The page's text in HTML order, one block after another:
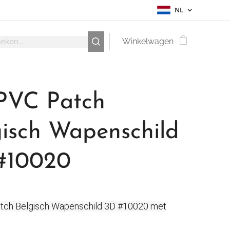
NL
Winkelwagen
Patch
Wapenschild
Belgisch Wapenschild 3D #10020 met